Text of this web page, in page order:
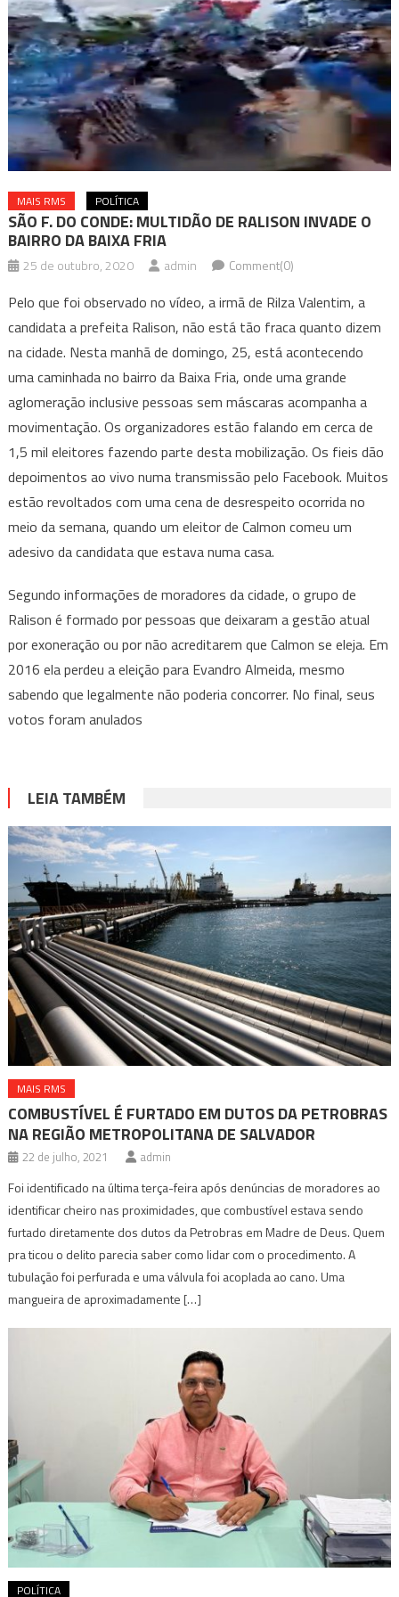
MAIS RMS POLÍTICA
SÃO F. DO CONDE: MULTIDÃO DE RALISON INVADE O
BAIRRO DA BAIXA FRIA
25 de outubro, 2020 admin Comment(0)
Pelo que foi observado no vídeo, a irmã de Rilza Valentim, a
candidata a prefeita Ralison, não está tão fraca quanto dizem
na cidade. Nesta manhã de domingo, 25, está acontecendo
uma caminhada no bairro da Baixa Fria, onde uma grande
aglomeração inclusive pessoas sem máscaras acompanha a
movimentação. Os organizadores estão falando em cerca de
1,5 mil eleitores fazendo parte desta mobilização. Os fieis dão
depoimentos ao vivo numa transmissão pelo Facebook. Muitos
estão revoltados com uma cena de desrespeito ocorrida no
meio da semana, quando um eleitor de Calmon comeu um
adesivo da candidata que estava numa casa.
Segundo informações de moradores da cidade, o grupo de
Ralison é formado por pessoas que deixaram a gestão atual
por exoneração ou por não acreditarem que Calmon se eleja. Em
2016 ela perdeu a eleição para Evandro Almeida, mesmo
sabendo que legalmente não poderia concorrer. No final, seus
votos foram anulados
LEIA TAMBÉM
MAIS RMS
COMBUSTÍVEL É FURTADO EM DUTOS DA PETROBRAS
NA REGIÃO METROPOLITANA DE SALVADOR
22 de julho, 2021 admin
Foi identificado na última terça-feira após denúncias de moradores ao
identificar cheiro nas proximidades, que combustível estava sendo
furtado diretamente dos dutos da Petrobras em Madre de Deus. Quem
pra ticou o delito parecia saber como lidar com o procedimento. A
tubulação foi perfurada e uma válvula foi acoplada ao cano. Uma
mangueira de aproximadamente […]
POLÍTICA